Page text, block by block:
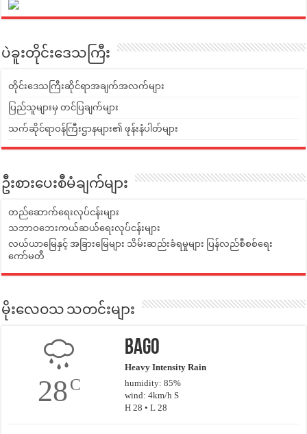
ပဲခူးတိုင်းဒေသကြီး
တိုင်းဒေသကြီးဆိုင်ရာအချက်အလက်များ
ပြည်သူများမှ တင်ပြချက်များ
သက်ဆိုင်ရာဝန်ကြီးဌာနများ၏ ဖုန်းနံပါတ်များ
ဦးစားပေးစီမံချက်များ
တည်ဆောက်ရေးလုပ်ငန်းများ
သဘာဝဘေးကယ်ဆယ်ရေးလုပ်ငန်းများ
လယ်ယာမြေနှင့် အခြားမြေများ သိမ်းဆည်းခံရမှုများ ပြန်လည်စီစစ်ရေး
ကော်မတီ
မိုးလေဝသ သတင်းများ
28C
Bago
Heavy Intensity Rain
humidity: 85%
wind: 4km/h S
H 28 • L 28